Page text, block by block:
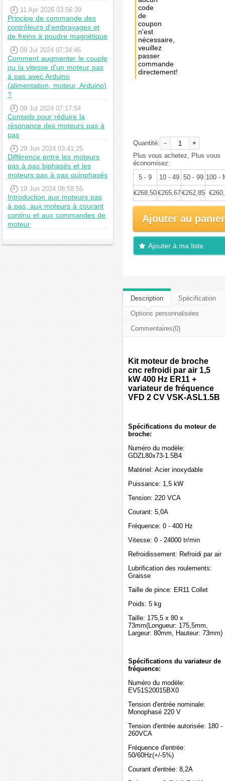
11 Apr 2026 03:56:39
Principe de commande des
contrôleurs d’embrayages et
de freins à poudre magnétique
09 Jul 2024 07:34:46
Comment augmenter le couple
ou la vitesse d'un moteur pas
à pas avec Arduino
(alimentation, moteur, Arduino)
?
09 Jul 2024 07:17:54
Conseils pour réduire la
résonance des moteurs pas à
pas
29 Jun 2024 03:41:25
Différence entre les moteurs
pas à pas biphasés et les
moteurs pas à pas quinphasés
19 Jun 2024 08:58:55
Introduction aux moteurs pas
à pas, aux moteurs à courant
continu et aux commandes de
moteur
code
de
coupon
n'est
nécessaire,
veuillez
passer
commande
directement!
Quantité: -
+
Plus vous achetez, Plus vous
économisez:
5 - 9
10 - 49 50 - 99 100 -
€268,50€265,67€262,85
Ajouter au panier
Ajouter à ma liste
Description
Spécification
Options personnalisées
Commentaires(0)
Kit moteur de broche
cnc refroidi par air 1,5
kW 400 Hz ER11 +
variateur de fréquence
VFD 2 CV VSK-ASL1.5B
Spécifications du moteur de
broche:
Numéro du modèle:
GDZL80x73-1.5B4
Matériel: Acier inoxydable
Puissance: 1,5 kW
Tension: 220 VCA
Courant: 5,0A
Fréquence: 0 - 400 Hz
Vitesse: 0 - 24000 tr/min
Refroidissement: Refroidi par air
Lubrification des roulements:
Graisse
Taille de pince: ER11 Collet
Poids: 5 kg
Taille: 175,5 x 80 x
73mm(Longueur: 175,5mm,
Largeur: 80mm, Hauteur: 73mm)
Spécifications du variateur de
fréquence:
Numéro du modèle:
EV51S20015BX0
Tension d'entrée nominale:
Monophasé 220 V
Tension d'entrée autorisée: 180 -
260VCA
Fréquence d'entrée:
50/60Hz(+/-5%)
Courant d'entrée: 8,2A